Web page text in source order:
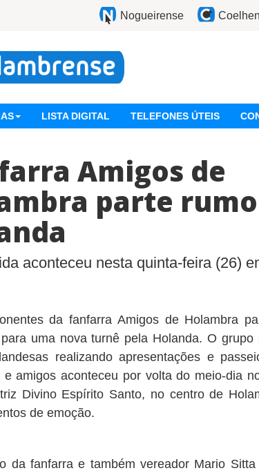
Nogueirense
LISTA DIGITAL TELEFONES ÚTEIS
Amigos de
parte
aconteceu nesta quinta-feira (26)
da fanfarra Amigos de Holambra
uma nova turnê pela Holanda. O grupo
realizando apresentações e
e amigos aconteceu por volta do meio-dia
Divino Espírito Santo, no centro de
de emoção.
da fanfarra e também vereador Mario Sitta